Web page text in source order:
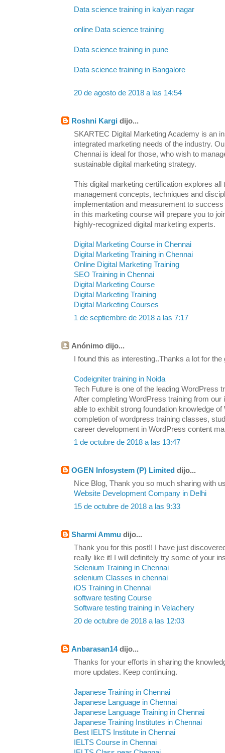
Data science training in kalyan nagar
online Data science training
Data science training in pune
Data science training in Bangalore
20 de agosto de 2018 a las 14:54
Roshni Kargi dijo...
SKARTEC Digital Marketing Academy is an
integrated marketing needs of the industry.
Chennai is ideal for those, who wish to
sustainable digital marketing strategy.
This digital marketing certification explores all
management concepts, techniques and
implementation and measurement to
in this marketing course will prepare you to
highly-recognized digital marketing experts.
Digital Marketing Course in Chennai
Digital Marketing Training in Chennai
Online Digital Marketing Training
SEO Training in Chennai
Digital Marketing Course
Digital Marketing Training
Digital Marketing Courses
1 de septiembre de 2018 a las 7:17
Anónimo dijo...
I found this as interesting..Thanks a lot for
Codeigniter training in Noida
Tech Future is one of the leading WordPress
After completing WordPress training from our
able to exhibit strong foundation knowledge
completion of wordpress training classes,
career development in WordPress content
1 de octubre de 2018 a las 13:47
OGEN Infosystem (P) Limited dijo...
Nice Blog, Thank you so much sharing with
Website Development Company in Delhi
15 de octubre de 2018 a las 9:33
Sharmi Ammu dijo...
Thank you for this post!! I have just
really like it! I will definitely try some of your
Selenium Training in Chennai
selenium Classes in chennai
iOS Training in Chennai
software testing Course
Software testing training in Velachery
20 de octubre de 2018 a las 12:03
Anbarasan14dijo...
Thanks for your efforts in sharing the
more updates. Keep continuing.
Japanese Training in Chennai
Japanese Language in Chennai
Japanese Language Training in Chennai
Japanese Training Institutes in Chennai
Best IELTS Institute in Chennai
IELTS Course in Chennai